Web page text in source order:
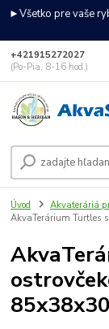
►Všetko pre vaše
+421915272027
(Po-Pia, 8-16 hod.)
Úvod Akvateráriá
AkvaTerárium Turtles